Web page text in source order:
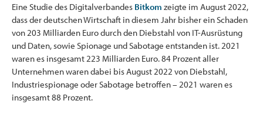
Eine Studie des Digitalverbandes Bitkom zeigte im August 2022,
dass der deutschen Wirtschaft in diesem Jahr bisher ein Schaden
von 203 Milliarden Euro durch den Diebstahl von IT-Ausrüstung
und Daten, sowie Spionage und Sabotage entstanden ist. 2021
waren es insgesamt 223 Milliarden Euro. 84 Prozent aller
Unternehmen waren dabei bis August 2022 von Diebstahl,
Industriespionage oder Sabotage betroffen – 2021 waren es
insgesamt 88 Prozent.